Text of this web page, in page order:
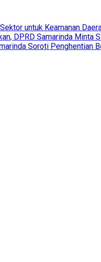
untuk Keamanan
DPRD Samarinda Minta
Soroti Penghentian